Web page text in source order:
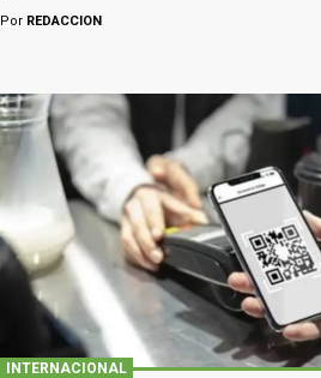
Por REDACCION
INTERNACIONAL